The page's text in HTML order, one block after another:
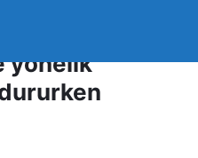
Guterres:
yönelik